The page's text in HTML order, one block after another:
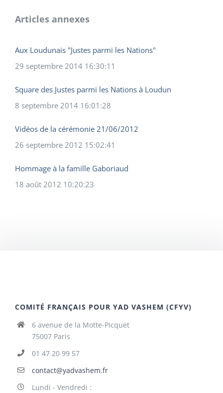
Articles annexes
Aux Loudunais "Justes parmi les Nations"
29 septembre 2014 16:30:11
Square des Justes parmi les Nations à Loudun
8 septembre 2014 16:01:28
Vidéos de la cérémonie 21/06/2012
26 septembre 2012 15:02:41
Hommage à la famille Gaboriaud
18 août 2012 10:20:23
COMITÉ FRANÇAIS POUR YAD VASHEM (CFYV)
6 avenue de la Motte-Picquet
75007 Paris
01 47 20 99 57
contact@yadvashem.fr
Lundi - Vendredi :